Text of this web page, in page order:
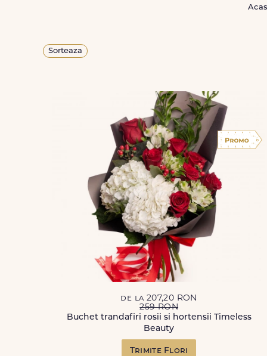
Sorteaza
de la 207,20 RON
259 RON
Buchet trandafiri rosii si hortensii Timeless
Beauty
Trimite Flori